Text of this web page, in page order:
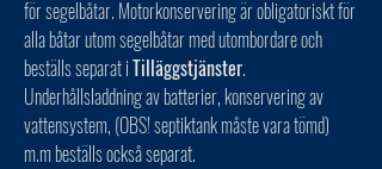
för segelbåtar. Motorkonservering är obligatoriskt för
alla båtar utom segelbåtar med utombordare och
beställs separat iTilläggstjänster.
Underhållsladdning av batterier, konservering av
vattensystem, (OBS! septiktank måste vara tömd)
m.m beställs också separat.